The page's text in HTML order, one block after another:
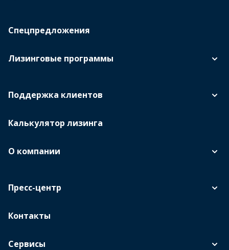
Спецпредложения
Лизинговые программы
Поддержка клиентов
Калькулятор лизинга
О компании
Пресс-центр
Контакты
Сервисы